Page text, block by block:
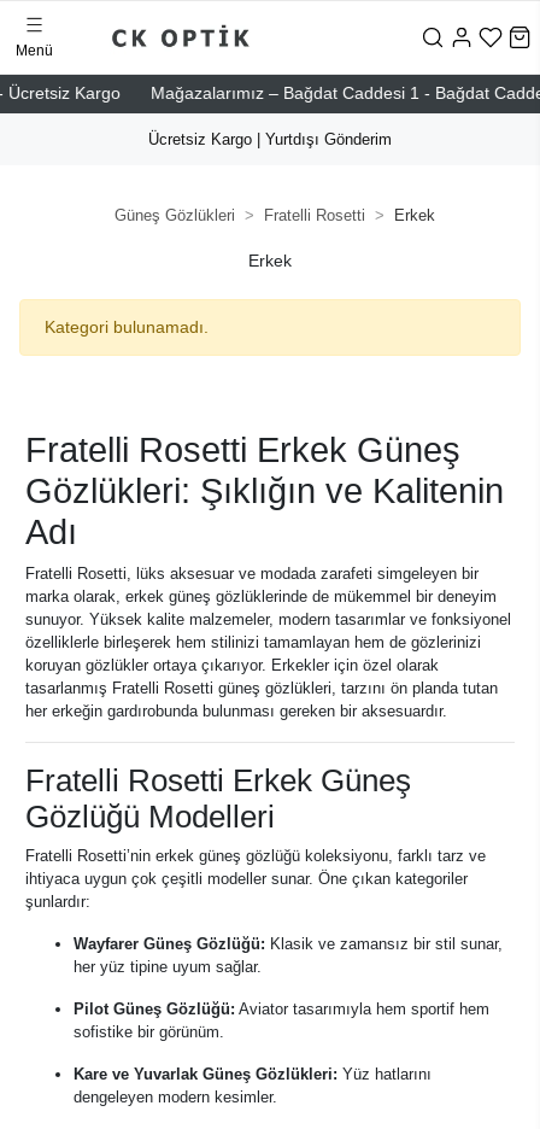
Kargo Mağazalarımız – Bağdat Caddesi 1 - Bağdat
Menü
Ücretsiz Kargo | Yurtdışı Gönderim
Güneş Gözlükleri Fratelli Rosetti Erkek
Erkek
Kategori bulunamadı.
Fratelli Rosetti Erkek Güneş
Gözlükleri: Şıklığın ve Kalitenin
Adı
Fratelli Rosetti, lüks aksesuar ve modada zarafeti simgeleyen bir
marka olarak, erkek güneş gözlüklerinde de mükemmel bir deneyim
sunuyor. Yüksek kalite malzemeler, modern tasarımlar ve fonksiyonel
özelliklerle birleşerek hem stilinizi tamamlayan hem de gözlerinizi
koruyan gözlükler ortaya çıkarıyor. Erkekler için özel olarak
tasarlanmış Fratelli Rosetti güneş gözlükleri, tarzını ön planda tutan
her erkeğin gardırobunda bulunması gereken bir aksesuardır.
Fratelli Rosetti Erkek Güneş
Gözlüğü Modelleri
Fratelli Rosetti’nin erkek güneş gözlüğü koleksiyonu, farklı tarz ve
ihtiyaca uygun çok çeşitli modeller sunar. Öne çıkan kategoriler
şunlardır:
Wayfarer Güneş Gözlüğü: Klasik ve zamansız bir stil sunar,
her yüz tipine uyum sağlar.
Pilot Güneş Gözlüğü: Aviator tasarımıyla hem sportif hem
sofistike bir görünüm.
Kare ve Yuvarlak Güneş Gözlükleri: Yüz hatlarını
dengeleyen modern kesimler.